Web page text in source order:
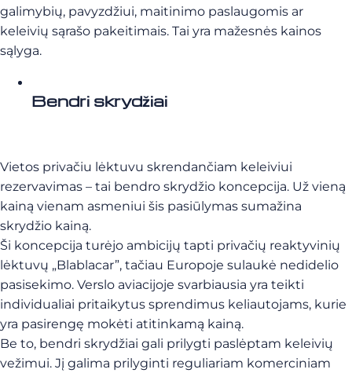
galimybių, pavyzdžiui, maitinimo paslaugomis ar
keleivių sąrašo pakeitimais. Tai yra mažesnės kainos
sąlyga.
Bendri skrydžiai
Vietos privačiu lėktuvu skrendančiam keleiviui
rezervavimas – tai bendro skrydžio koncepcija. Už vieną
kainą vienam asmeniui šis pasiūlymas sumažina
skrydžio kainą.
Ši koncepcija turėjo ambicijų tapti privačių reaktyvinių
lėktuvų „Blablacar”, tačiau Europoje sulaukė nedidelio
pasisekimo. Verslo aviacijoje svarbiausia yra teikti
individualiai pritaikytus sprendimus keliautojams, kurie
yra pasirengę mokėti atitinkamą kainą.
Be to, bendri skrydžiai gali prilygti paslėptam keleivių
vežimui. Jį galima prilyginti reguliariam komerciniam